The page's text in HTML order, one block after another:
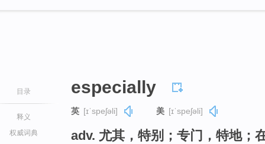
目录
释义
权威词典
especially
英 [ɪˈspeʃəli] 美 [ɪˈspeʃəli]
adv. 尤其，特别；专门，特地；